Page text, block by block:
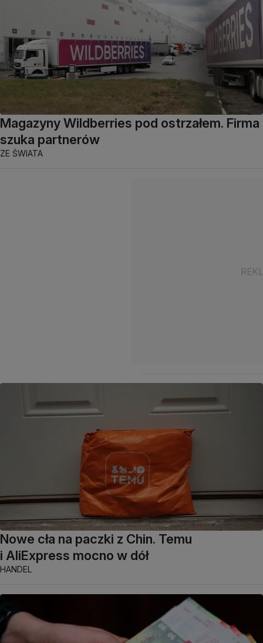
Magazyny Wildberries pod ostrzałem. Firma
szuka partnerów
ZE ŚWIATA
Nowe cła na paczki z Chin. Temu
i AliExpress mocno w dół
HANDEL